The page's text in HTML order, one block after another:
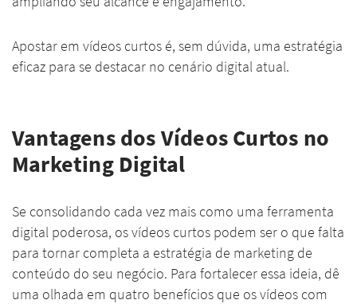
Apostar em vídeos curtos é, sem dúvida, uma estratégia
eficaz para se destacar no cenário digital atual.
Vantagens dos Vídeos Curtos no
Marketing Digital
Se consolidando cada vez mais como uma ferramenta
digital poderosa, os vídeos curtos podem ser o que falta
para tornar completa a estratégia de marketing de
conteúdo do seu negócio. Para fortalecer essa ideia, dê
uma olhada em quatro benefícios que os vídeos com